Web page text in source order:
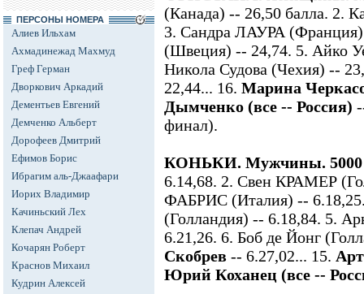
ПЕРСОНЫ НОМЕРА
Алиев Ильхам
Ахмадинежад Махмуд
Греф Герман
Дворкович Аркадий
Дементьев Евгений
Демченко Альберт
Дорофеев Дмитрий
Ефимов Борис
Ибрагим аль-Джаафари
Иорих Владимир
Качиньский Лех
Клепач Андрей
Кочарян Роберт
Краснов Михаил
Кудрин Алексей
(Канада) -- 26,50 балла. 2.
3. Сандра ЛАУРА
(Швеция) -- 24,74. 5. Айко
Никола Судова (Чехия) --
22,44... 16. Марина
Дымченко (все -- Россия)
финал).
КОНЬКИ. Мужчины.
6.14,68. 2. Свен КРАМЕР
ФАБРИС (Италия) --
(Голландия) -- 6.18,84. 5.
6.21,26. 6. Боб де Йонг
Скобрев -- 6.27,02... 15.
Юрий Коханец (все --